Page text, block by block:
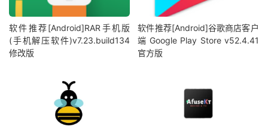
软件推荐[Android]RAR手机版
(手机解压软件)v7.23.build134
修改版
软件推荐[Android]谷歌商店客户
端 Google Play Store v52.4.41
官方版